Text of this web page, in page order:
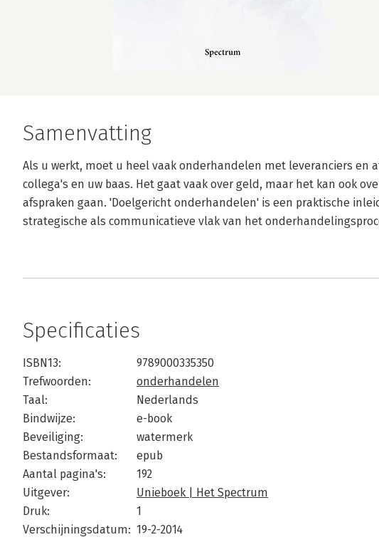
Samenvatting
Als u werkt, moet u heel vaak onderhandelen met leveranciers en
collega's en uw baas. Het gaat vaak over geld, maar het kan ook
afspraken gaan. 'Doelgericht onderhandelen' is een praktische
strategische als communicatieve vlak van het
Specificaties
ISBN13:
9789000335350
Trefwoorden:
onderhandelen
Taal:
Nederlands
Bindwijze:
e-book
Beveiliging:
watermerk
Bestandsformaat:
epub
Aantal pagina's:
192
Uitgever:
Unieboek | Het Spectrum
Druk:
1
Verschijningsdatum: 19-2-2014